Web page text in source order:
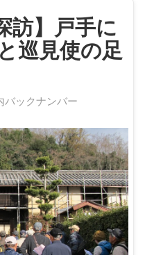
訪】戸手に
巡見使の足
バックナンバー